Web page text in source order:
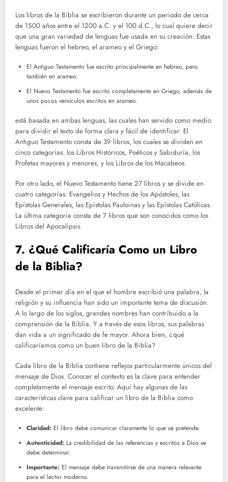
Los libros de la Biblia se escribieron durante un periodo de cerca
de 1500 años entre el 1200 a.C. y el 100 d.C., lo cual quiere decir
que una gran variedad de lenguas fue usada en su creación. Estas
lenguas fueron el hebreo, el arameo y el Griego:
El Antiguo Testamento fue escrito principalmente en hebreo, pero
también en arameo.
El Nuevo Testamento fue escrito completamente en Griego, además de
unos pocos versículos escritos en arameo.
está basada en ambas lenguas, las cuales han servido como medio
para dividir el texto de forma clara y fácil de identificar. El
Antiguo Testamento consta de 39 libros, los cuales se dividen en
cinco categorías: los Libros Históricos, Poéticos y Sabiduría, los
Profetas mayores y menores, y los Libros de los Macabeos.
Por otro lado, el Nuevo Testamento tiene 27 libros y se divide en
cuatro categorías: Evangelios y Hechos de los Apóstoles, las
Epístolas Generales, las Epístolas Pauloinas y las Epístolas Católicas.
La última categoría consta de 7 libros que son conocidos como los
Libros del Apocalipsis.
7. ¿Qué Calificaría Como un Libro
de la Biblia?
Desde el primer día en el que el hombre escribió una palabra, la
religión y su influencia han sido un importante tema de discusión.
A lo largo de los siglos, grandes nombres han contribuido a la
comprensión de la Biblia. Y a través de esos libros, sus palabras
dan vida a un significado de fe mayor. Ahora bien, ¿qué
calificaríamos como un buen libro de la Biblia?
Cada libro de la Biblia contiene reflejos particularmente únicos del
mensaje de Dios. Conocer el contexto es la clave para entender
completamente el mensaje escrito. Aquí hay algunas de las
características clave para calificar un libro de la Biblia como
excelente:
Claridad: El libro debe comunicar claramente lo que se pretende.
Autenticidad: La credibilidad de las referencias y escritos a Dios se
debe determinar.
Importante: El mensaje debe transmitirse de una manera relevante
para el lector moderno.